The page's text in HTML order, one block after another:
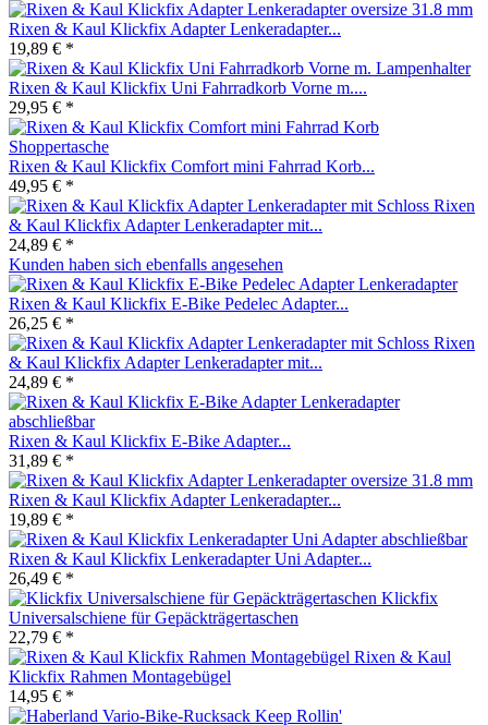
Rixen & Kaul Klickfix Adapter Lenkeradapter...
19,89 € *
Rixen & Kaul Klickfix Uni Fahrradkorb Vorne m....
29,95 € *
Rixen & Kaul Klickfix Comfort mini Fahrrad Korb...
49,95 € *
Rixen
& Kaul Klickfix Adapter Lenkeradapter mit...
24,89 € *
Kunden haben sich ebenfalls angesehen
Rixen & Kaul Klickfix E-Bike Pedelec Adapter...
26,25 € *
Rixen
& Kaul Klickfix Adapter Lenkeradapter mit...
24,89 € *
Rixen & Kaul Klickfix E-Bike Adapter...
31,89 € *
Rixen & Kaul Klickfix Adapter Lenkeradapter...
19,89 € *
Rixen & Kaul Klickfix Lenkeradapter Uni Adapter...
26,49 € *
Klickfix
Universalschiene für Gepäckträgertaschen
22,79 € *
Rixen & Kaul
Klickfix Rahmen Montagebügel
14,95 € *